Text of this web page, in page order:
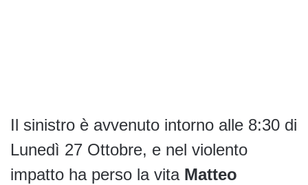
Il sinistro è avvenuto intorno alle 8:30 di
Lunedì 27 Ottobre, e nel violento
impatto ha perso la vita Matteo